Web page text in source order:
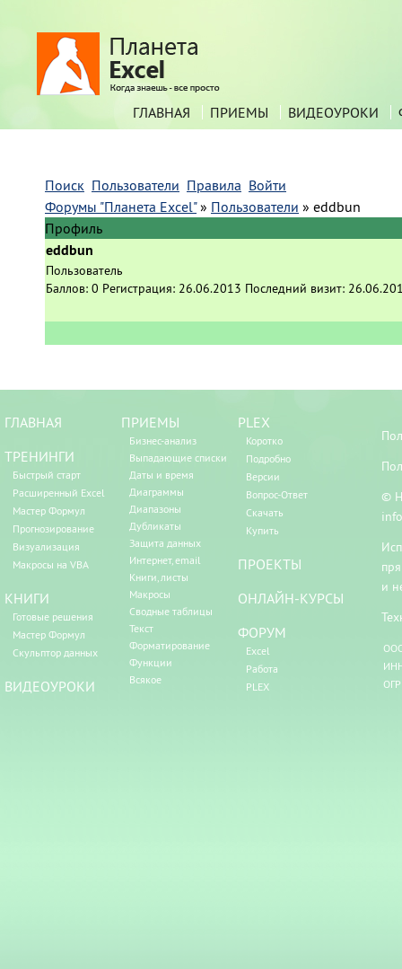
ГЛАВНАЯ ПРИЕМЫ ВИДЕОУРОКИ
Поиск Пользователи Правила Войти
Форумы "Планета Excel" » Пользователи » eddbun
Профиль
eddbun
Пользователь
Баллов: 0 Регистрация: 26.06.2013 Последний визит:
ГЛАВНАЯ
ТРЕНИНГИ
Быстрый старт
Расширенный Excel
Мастер Формул
Прогнозирование
Визуализация
Макросы на VBA
КНИГИ
Готовые решения
Мастер Формул
Скульптор данных
ВИДЕОУРОКИ
ПРИЕМЫ
Бизнес-анализ
Выпадающие списки
Даты и время
Диаграммы
Диапазоны
Дубликаты
Защита данных
Интернет, email
Книги, листы
Макросы
Сводные таблицы
Текст
Форматирование
Функции
Всякое
PLEX
Коротко
Подробно
Версии
Вопрос-Ответ
Скачать
Купить
ПРОЕКТЫ
ОНЛАЙН-КУРСЫ
ФОРУМ
Excel
Работа
PLEX
©
и